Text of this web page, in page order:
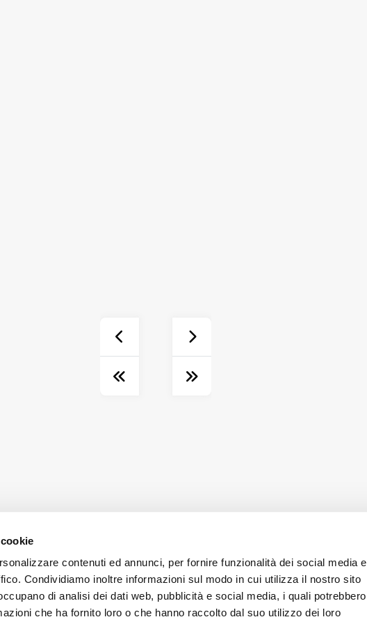
contenuti ed annunci, per fornire funzionalità dei social media e
Condividiamo inoltre informazioni sul modo in cui utilizza il nostro sito
di analisi dei dati web, pubblicità e social media, i quali potrebbero
che ha fornito loro o che hanno raccolto dal suo utilizzo dei loro